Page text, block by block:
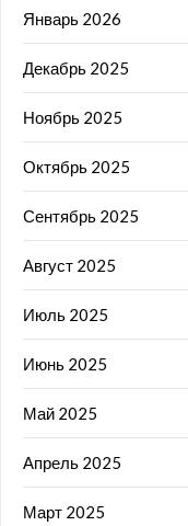
Январь 2026
Декабрь 2025
Ноябрь 2025
Октябрь 2025
Сентябрь 2025
Август 2025
Июль 2025
Июнь 2025
Май 2025
Апрель 2025
Март 2025